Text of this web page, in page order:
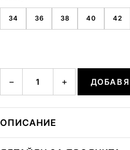
34 36 38 40 42
− +
ОПИСАНИЕ